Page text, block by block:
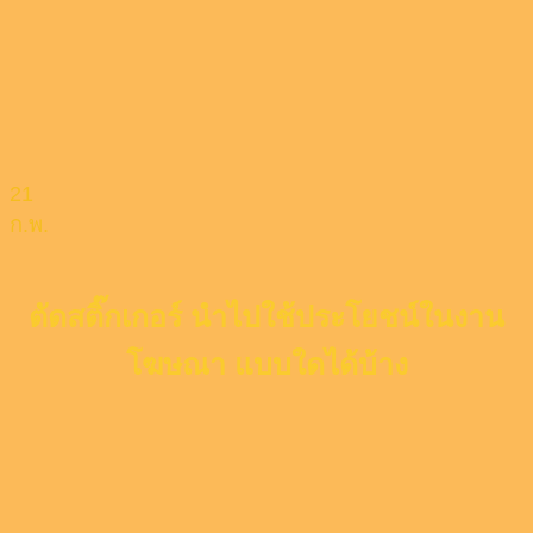
21
ก.พ.
ตัดสติ๊กเกอร์ นำไปใช้ประโยชน์ในงาน
โฆษณา แบบใดได้บ้าง